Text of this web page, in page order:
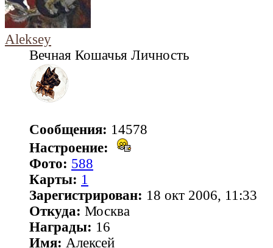
Aleksey
Вечная Кошачья Личность
Сообщения: 14578
Настроение:
Фото: 588
Карты: 1
Зарегистрирован: 18 окт 2006, 11:33
Откуда: Москва
Награды: 16
Имя: Алексей